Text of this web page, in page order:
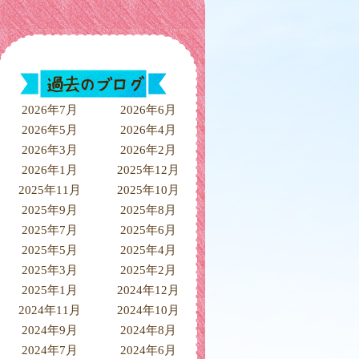
2026年7月
2026年6月
2026年5月
2026年4月
2026年3月
2026年2月
2026年1月
2025年12月
2025年11月
2025年10月
2025年9月
2025年8月
2025年7月
2025年6月
2025年5月
2025年4月
2025年3月
2025年2月
2025年1月
2024年12月
2024年11月
2024年10月
2024年9月
2024年8月
2024年7月
2024年6月